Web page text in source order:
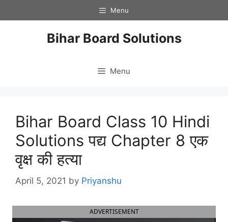
to
Menu
Bihar Board Solutions
Menu
Bihar Board Class 10 Hindi
Solutions पद्य Chapter 8 एक
वृक्ष की हत्या
April 5, 2021 by Priyanshu
ADVERTISEMENT